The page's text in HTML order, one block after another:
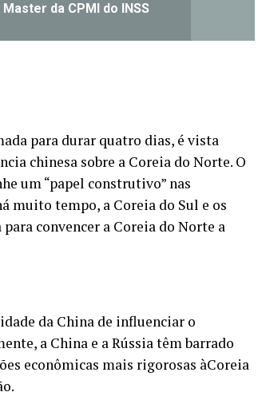
da CPMI do INSS
para durar quatro dias, é vista
chinesa sobre a Coreia do Norte. O
um “papel construtivo” nas
muito tempo, a Coreia do Sul e os
convencer a Coreia do Norte a
da China de influenciar o
a China e a Rússia têm barrado
econômicas mais rigorosas àCoreia